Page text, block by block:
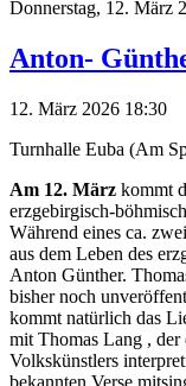
Donnerstag, 12. März
Anton-
12. März 2026 18:30
Turnhalle Euba (Am
Am 12. März kommt
erzgebirgisch-
Während eines ca.
aus dem Leben des
Anton Günther.
bisher noch
kommt natürlich das
mit Thomas Lang , der
Volkskünstlers